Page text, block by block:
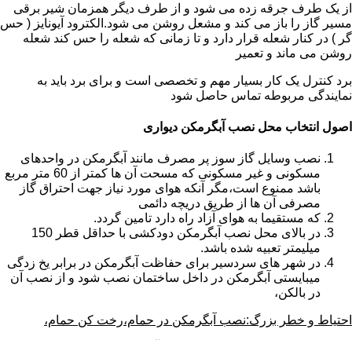
از یک طرف جرقه زده می شود و از طرف دیگر همزمان شیر برقی
مسیر گاز را باز می کند و مشعل روشن می شود.الکترود آیونایز ( حس
گر ) در کنار شعله قرار دارد و تا زمانی که شعله را حس کند شعله
روشن می ماند و تعمیر
برد کنترل یک کار بسیار مهم و تخصصی است و برای برد باید به
نمایندگی مربوطه تماس حاصل شود
اصول انتخاب محل نصب آبگرمکن دیواری
نصب وسایل گاز سوز پر مصرف مانند آبگرمکن در واحدهای
مسکونی و غیر مسکونی که مسحت آن ها کمتر از 60 متر مربع
باشد ممنوع است،مگر آنکه هوای مورد نیاز جهت احتراق گاز
مصرفی آن ها از طریق دریچه دائمی
که مستقیما به هوای آزاد راه دارد تامین گردد.
در بالای محل نصب آبگرمکن دودکشی با حداقل قطر 150
میلیمتر تعبیه شده باشد.
در شهر های سردسیر برای حفاظت آبگرمکن در برابر یخ زدگی
میبایستی آبگرمکن در داخل ساختمان نصب شود و از نصب آن
در بالکن،
احتیاط و خطر بزرگ:نصب آبگرمکن در حمام،رخت کن حمام،